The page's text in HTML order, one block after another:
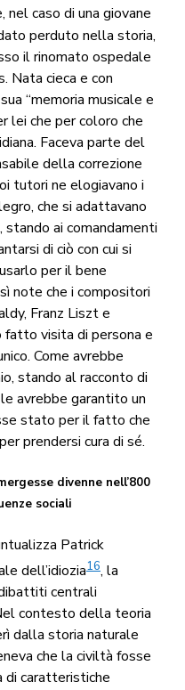
nel caso di una giovane
perduto nella storia,
il rinomato ospedale
Nata cieca e con
“memoria musicale e
lei che per coloro che
Faceva parte del
della correzione
tutori ne elogiavano i
che si adattavano
stando ai comandamenti
di ciò con cui si
per il bene
note che i compositori
Franz Liszt e
fatto visita di persona e
Come avrebbe
stando al racconto di
avrebbe garantito un
stato per il fatto che
prendersi cura di sé.
divenne nell’800
sociali
Patrick
dell’idiozia16, la
centrali
contesto della teoria
dalla storia naturale
che la civiltà fosse
di caratteristiche